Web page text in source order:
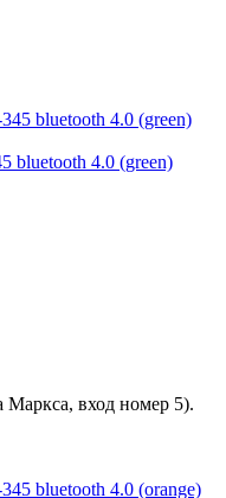
bluetooth 4.0 (green)
вход номер 5).